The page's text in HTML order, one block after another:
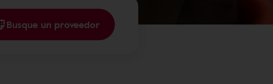
Busque un proveedor